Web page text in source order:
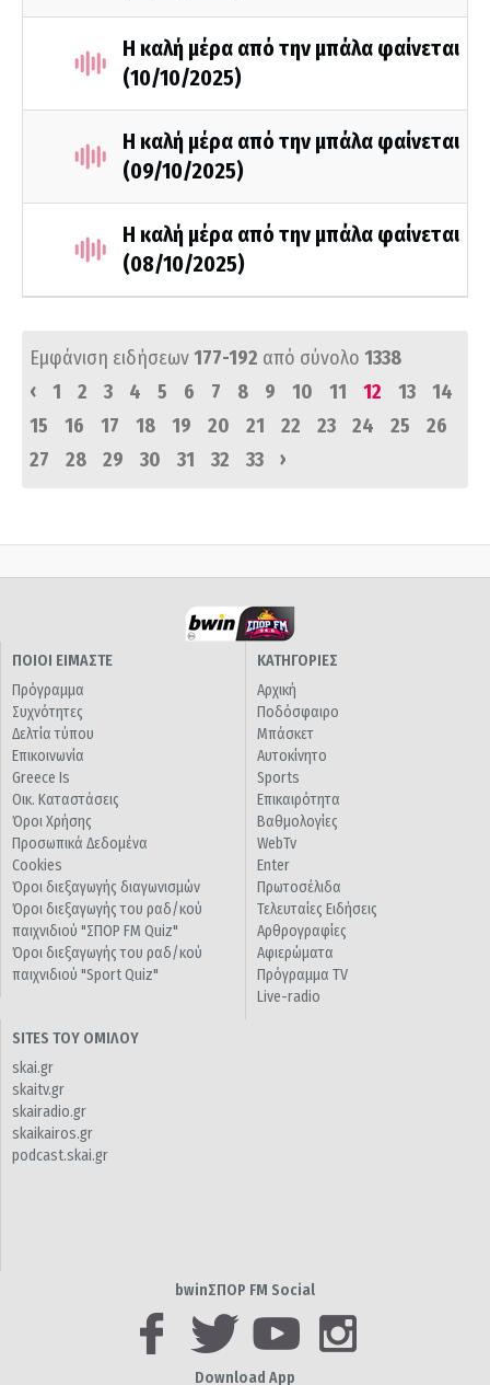
Η καλή μέρα από την μπάλα φαίνεται
(10/10/2025)
Η καλή μέρα από την μπάλα φαίνεται
(09/10/2025)
Η καλή μέρα από την μπάλα φαίνεται
(08/10/2025)
Εμφάνιση ειδήσεων177-192 από σύνολο 1338
‹
1 2 3 4 5 6 7 8 9 10 11 12 13
14
15
16 17 18 19 20 21 22 23 24 25
26
27
28 29 30 31 32 33 ›
ΠΟΙΟΙ ΕΙΜΑΣΤΕ
Πρόγραμμα
Συχνότητες
Δελτία τύπου
Επικοινωνία
Greece Is
Οικ. Καταστάσεις
Όροι Χρήσης
Προσωπικά Δεδομένα
Cookies
Όροι διεξαγωγής διαγωνισμών
Όροι διεξαγωγής του ραδ/κού
παιχνιδιού "ΣΠΟΡ FM Quiz"
Όροι διεξαγωγής του ραδ/κού
παιχνιδιού "Sport Quiz"
ΚΑΤΗΓΟΡΙΕΣ
Αρχική
Ποδόσφαιρο
Μπάσκετ
Αυτοκίνητο
Sports
Επικαιρότητα
Βαθμολογίες
WebTv
Enter
Πρωτοσέλιδα
Τελευταίες Ειδήσεις
Αρθρογραφίες
Αφιερώματα
Πρόγραμμα TV
Live-radio
SITES ΤΟΥ ΟΜΙΛΟΥ
skai.gr
skaitv.gr
skairadio.gr
skaikairos.gr
podcast.skai.gr
bwinΣΠΟΡ FM Social
Download App